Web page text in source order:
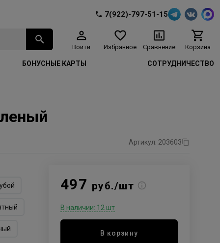
7(922)-797-51-15
Войти Избранное Сравнение Корзина
БОНУСНЫЕ КАРТЫ СОТРУДНИЧЕСТВО
Артикул: 203603
497 руб./шт
В наличии: 12 шт
В корзину